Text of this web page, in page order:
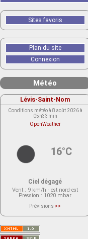
Sites favoris
Plan du site
Connexion
Météo
Lévis-Saint-Nom
Conditions météo à 8 août 2026 à
05h33min
OpenWeather
16°C
Ciel dégagé
Vent : 9 km/h - est nord-est
Pression : 1020 mbar
Prévisions >>
actuellement aucune prévision
Saint-Nom.
Veuillez consulter le message du